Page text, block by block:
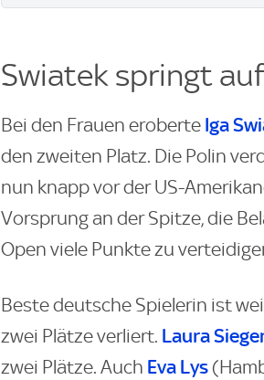
Swiatek springt
Bei den Frauen eroberte Iga
den zweiten Platz. Die Polin
nun knapp vor der US-
Vorsprung an der Spitze, die
Open viele Punkte zu
Beste deutsche Spielerin ist
zwei Plätze verliert. Laura
zwei Plätze. Auch Eva Lys